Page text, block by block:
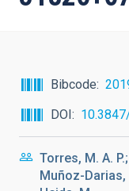
Bibcode
DOI
Torres, M. A.
Muñoz-Darias,